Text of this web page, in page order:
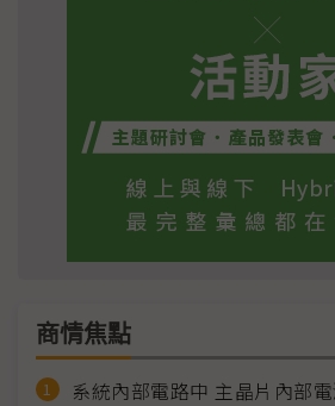
商情焦點
系統內部電路中 主晶片內部